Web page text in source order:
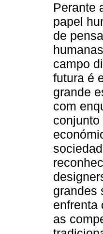
Perante
papel
de
campo
futura é
grande
com
grandes
enfrenta
as